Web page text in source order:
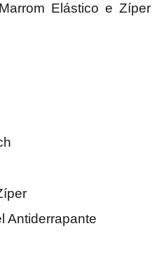
Elástico e Zíper
171701
Antiderrapante